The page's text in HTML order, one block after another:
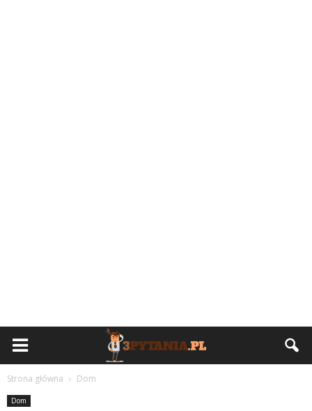
Strona główna Dom
Dom